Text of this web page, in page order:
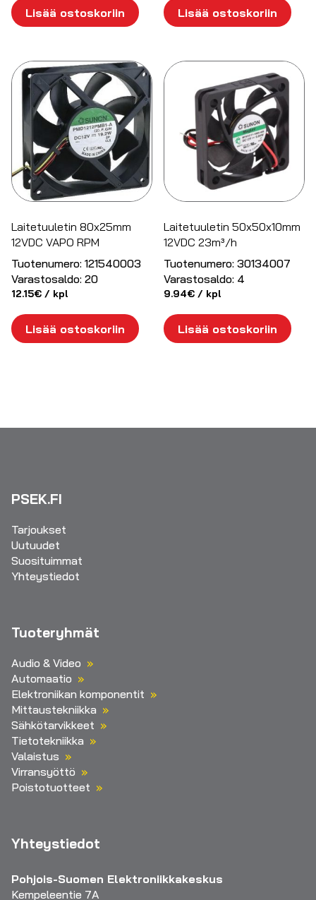
Lisää ostoskoriin Lisää ostoskoriin
Laitetuuletin 80x25mm
12VDC VAPO RPM
Tuotenumero: 121540003
Varastosaldo: 20
12.15€ / kpl
Lisää ostoskoriin
Laitetuuletin 50x50x10mm
12VDC 23m³/h
Tuotenumero: 30134007
Varastosaldo: 4
9.94€ / kpl
Lisää ostoskoriin
PSEK.FI
Tarjoukset
Uutuudet
Suosituimmat
Yhteystiedot
Tuoteryhmät
Audio & Video
Automaatio
Elektroniikan komponentit
Mittaustekniikka
Sähkötarvikkeet
Tietotekniikka
Valaistus
Virransyöttö
Poistotuotteet
Yhteystiedot
Pohjois-Suomen Elektroniikkakeskus
Kempeleentie 7A